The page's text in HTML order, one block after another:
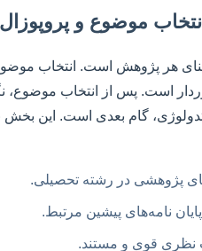
موضوع و
هر پژوهش است. انتخاب
است. پس از انتخاب
گام بعدی است. این بخش
پژوهشی در رشته تحصیلی.
نامه‌های پیشین مرتبط.
نظری قوی و مستند.